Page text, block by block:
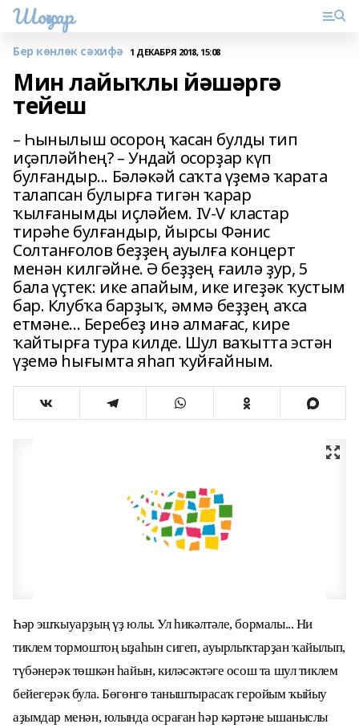
Шоңҡар
Бер көнлөк сәхифә 1 ДЕКАБРЯ 2018, 15:08
Мин лайыҡлы йәшәргә
тейеш
– Һынылыш осороң ҡасан булды тип
иҫәпләйһең? – Ундай осорҙар күп
булғандыр... Бәләкәй саҡта үҙемә ҡарата
талапсан булырға тигән ҡарар
ҡылғанымды иҫләйем. IV-V кластар
тирәһе булғандыр, йырсы Фәнис
Солтанғолов беҙҙең ауылға концерт
менән килгәйне. Ә беҙҙең ғаилә ҙур, 5
бала үҫтек: ике апайым, ике игеҙәк ҡустым
бар. Клубҡа барҙыҡ, әммә беҙҙең аҡса
етмәне... Беребеҙ инә алмағас, кире
ҡайтырға тура килде. Шул ваҡытта эстән
үҙемә һығымта яһап ҡуйғайным.
Һәр эшҡыуарҙың үҙ юлы. Ул һикәлтәле, бормалы... Ни
тиклем тормоштоң ыҙаһын сигеп, ауырлыҡтарҙан ҡайылып,
түбәнерәк төшкән һайын, киләсәктәге осош та шул тиклем
бейегерәк була. Бөгөнгө таныштырасаҡ геройым ҡыйыу
аҙымдар менән, юлында осраған һәр кәртәне ышаныслы